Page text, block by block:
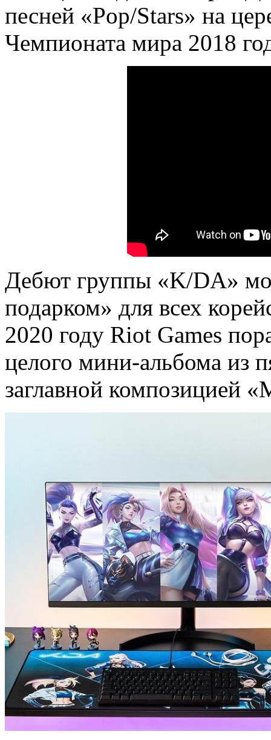
песней «Pop/Stars» на
Чемпионата мира 2018
Дебют группы «K/DA»
подарком» для всех
2020 году Riot Games
целого мини-альбома из
заглавной композицией